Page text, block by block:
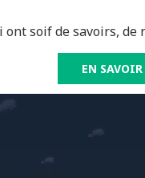
ont soif de savoirs,
EN SAVOIR